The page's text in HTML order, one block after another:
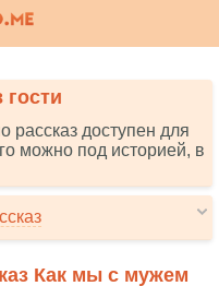
рассказ доступен для
можно под историей, в
Как мы с мужем